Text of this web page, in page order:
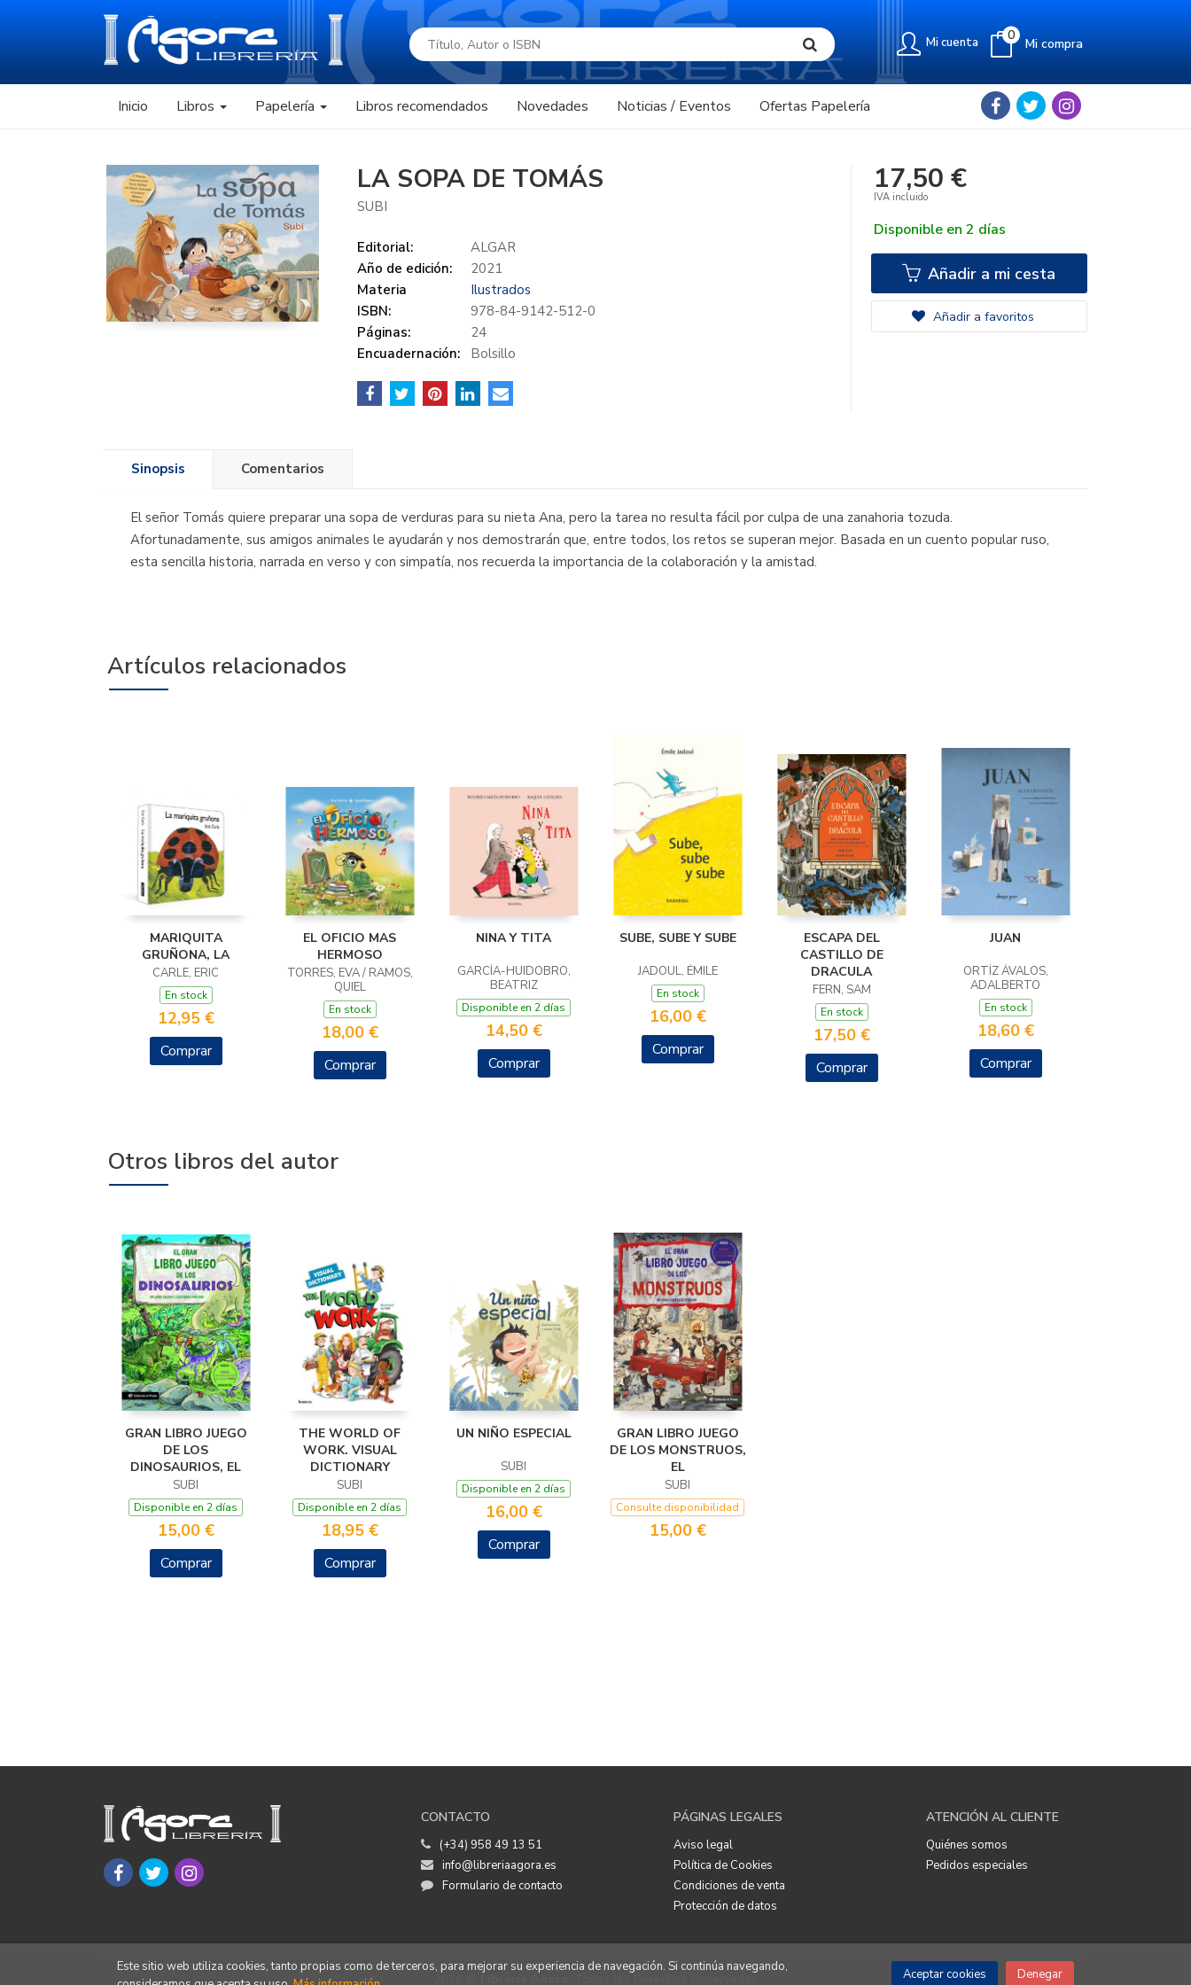
Mi cuenta Mi compra
0
Inicio Libros Papelería Libros recomendados Novedades Noticias / Eventos Ofertas Papelería
LA SOPA DE TOMÁS
SUBI
Editorial:
ALGAR
Año de edición:
2021
Materia
Ilustrados
ISBN:
978-84-9142-512-0
Páginas:
24
Encuadernación:
Bolsillo
17,50 €
IVA incluido
Disponible en 2 días
Añadir a mi cesta
Añadir a favoritos
Sinopsis Comentarios
El señor Tomás quiere preparar una sopa de verduras para su nieta Ana, pero la tarea no resulta fácil por culpa de una zanahoria tozuda.
Afortunadamente, sus amigos animales le ayudarán y nos demostrarán que, entre todos, los retos se superan mejor. Basada en un cuento popular ruso,
esta sencilla historia, narrada en verso y con simpatía, nos recuerda la importancia de la colaboración y la amistad.
Artículos relacionados
MARIQUITA
GRUÑONA, LA
CARLE, ERIC
En stock
12,95 €
Comprar
EL OFICIO MAS
HERMOSO
TORRES, EVA / RAMOS,
QUIEL
En stock
18,00 €
Comprar
NINA Y TITA
GARCÍA-HUIDOBRO,
BEATRIZ
Disponible en 2 días
14,50 €
Comprar
SUBE, SUBE Y SUBE
JADOUL, ÉMILE
En stock
16,00 €
Comprar
ESCAPA DEL
CASTILLO DE
DRACULA
FERN, SAM
En stock
17,50 €
Comprar
JUAN
ORTÍZ ÁVALOS,
ADALBERTO
En stock
18,60 €
Comprar
Otros libros del autor
GRAN LIBRO JUEGO
DE LOS
DINOSAURIOS, EL
SUBI
Disponible en 2 días
15,00 €
Comprar
THE WORLD OF
WORK. VISUAL
DICTIONARY
SUBI
Disponible en 2 días
18,95 €
Comprar
UN NIÑO ESPECIAL
SUBI
Disponible en 2 días
16,00 €
Comprar
GRAN LIBRO JUEGO
DE LOS MONSTRUOS,
EL
SUBI
Consulte disponibilidad
15,00 €
CONTACTO
(+34) 958 49 13 51
info@libreriaagora.es
Formulario de contacto
PÁGINAS LEGALES
Aviso legal
Política de Cookies
Condiciones de venta
Protección de datos
ATENCIÓN AL CLIENTE
Quiénes somos
Pedidos especiales
Este sitio web utiliza cookies, tanto propias como de terceros, para mejorar su experiencia de navegación. Si continúa navegando,
Aceptar cookies Denegar